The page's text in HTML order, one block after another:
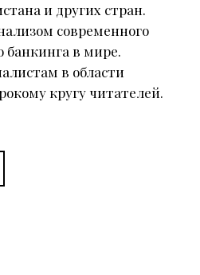
и других стран.
современного
банкинга в мире.
в области
кругу читателей.